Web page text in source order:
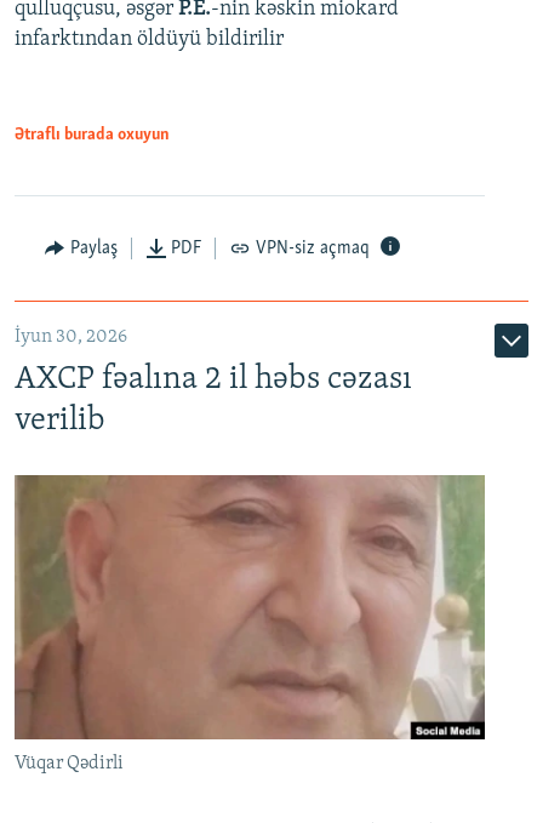
qulluqçusu, əsgər P.E.-nin kəskin miokard
infarktından öldüyü bildirilir
Ətraflı burada oxuyun
Paylaş PDF VPN-siz açmaq
İyun 30, 2026
AXCP fəalına 2 il həbs cəzası
verilib
Vüqar Qədirli